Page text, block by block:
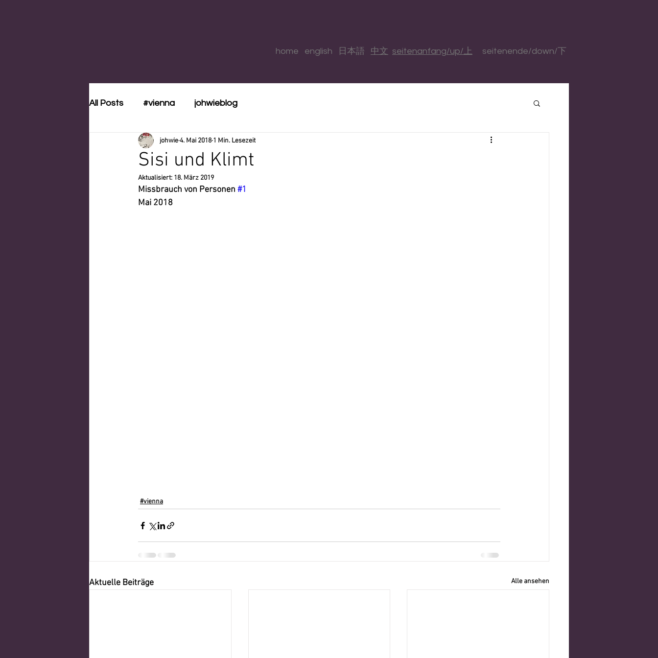
home english 日本語 中文 seitenanfang/up/上 seitenende/down/下
All Posts #vienna johwieblog
Sisi und Klimt
johwie4. Mai 2018 1 Min. Lesezeit
Aktualisiert: 18. März 2019
Missbrauch von Personen #1
Mai 2018
#vienna
Aktuelle Beiträge Alle ansehen